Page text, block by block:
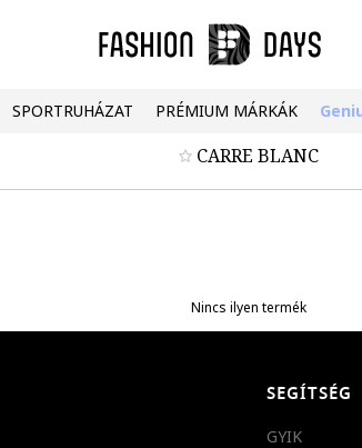
SPORTRUHÁZAT PRÉMIUM MÁRKÁK
CARRE BLANC
Nincs ilyen termék
SEGÍTSÉG
GYIK